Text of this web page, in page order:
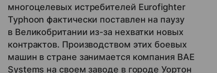
многоцелевых истребителей Eurofighter
Typhoon фактически поставлен на паузу
в Великобритании из-за нехватки новых
контрактов. Производством этих боевых
машин в стране занимается компания BAE
Systems на своем заводе в городе Уортон